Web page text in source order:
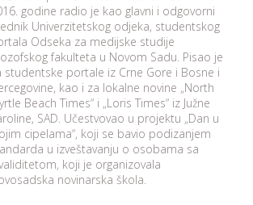
godine radio je kao glavni i odgovorni
Univerzitetskog odjeka, studentskog
Odseka za medijske studije
fakulteta u Novom Sadu. Pisao je
studentske portale iz Crne Gore i Bosne i
kao i za lokalne novine „North
Beach Times“ i „Loris Times“ iz Južne
SAD. Učestvovao u projektu „Dan u
cipelama“, koji se bavio podizanjem
u izveštavanju o osobama sa
koji je organizovala
novinarska škola.